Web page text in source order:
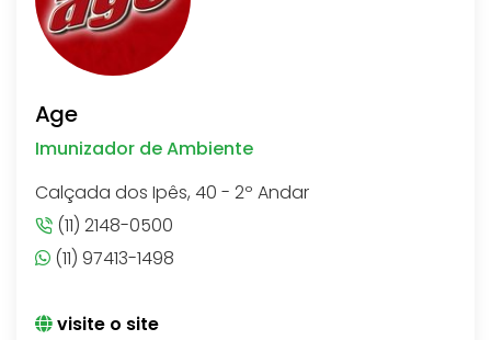
Age
Imunizador de Ambiente
Calçada dos Ipês, 40 - 2º Andar
(11) 2148-0500
(11) 97413-1498
visite o site